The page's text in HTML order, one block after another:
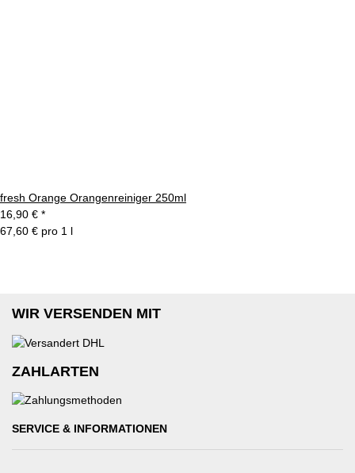
fresh Orange Orangenreiniger 250ml
16,90 € *
67,60 € pro 1 l
WIR VERSENDEN MIT
ZAHLARTEN
SERVICE & INFORMATIONEN